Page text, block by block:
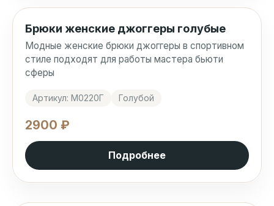
Брюки женские джоггеры голубые
Модные женские брюки джоггеры в спортивном
стиле подходят для работы мастера бьюти
сферы
Артикул: М0220Г Голубой
2900 ₽
Подробнее